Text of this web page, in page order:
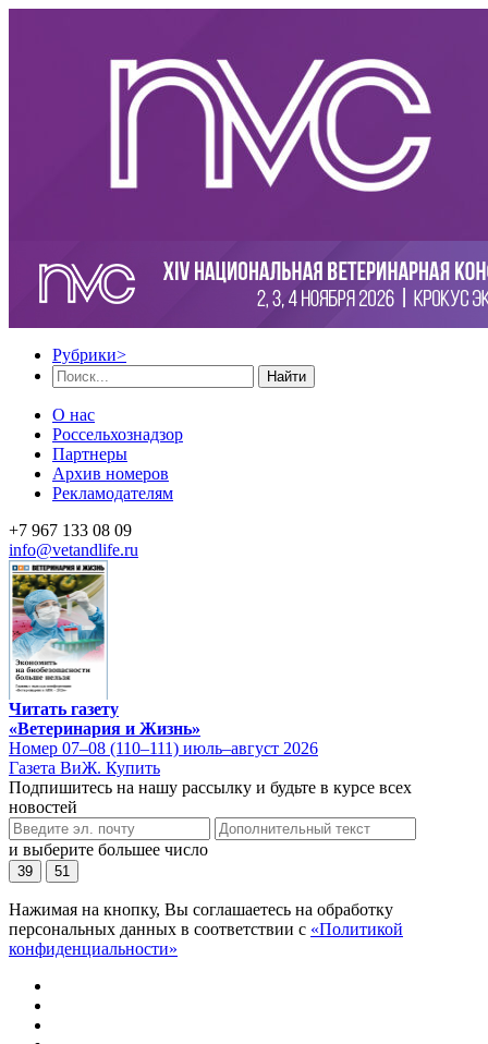
Рубрики>
Найти
О нас
Россельхознадзор
Партнеры
Архив номеров
Рекламодателям
+7 967 133 08 09
info@vetandlife.ru
Читать газету
«Ветеринария и Жизнь»
Номер 07–08 (110–111) июль–август 2026
Газета ВиЖ. Купить
Подпишитесь на нашу рассылку и будьте в курсе всех
новостей
и выберите большее число
39 51
Нажимая на кнопку, Вы соглашаетесь на обработку
персональных данных в соответствии с «Политикой
конфиденциальности»